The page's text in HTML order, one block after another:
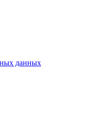
данных